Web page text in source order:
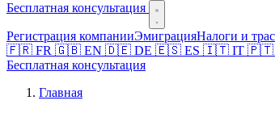
Бесплатная консультация
Регистрация компанииЭмиграцияНалоги и
🇫🇷 FR 🇬🇧 EN 🇩🇪 DE 🇪🇸 ES 🇮🇹 IT 🇵🇹
Бесплатная консультация
Главная